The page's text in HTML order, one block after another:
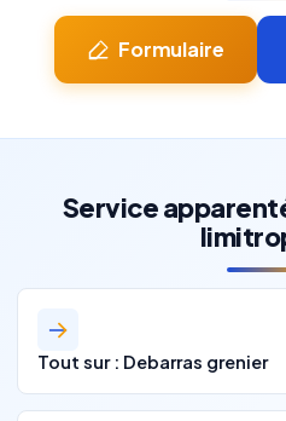
Formulaire
Service
Tout sur : Debarras grenier